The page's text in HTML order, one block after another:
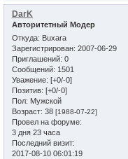
DarK
Авторитетный Модер
Откуда: Buxara
Зарегистрирован: 2007-06-29
Приглашений: 0
Сообщений: 1501
Уважение: [+0/-0]
Позитив: [+0/-0]
Пол: Мужской
Возраст: 38 [1988-07-22]
Провел на форуме:
3 дня 23 часа
Последний визит:
2017-08-10 06:01:19